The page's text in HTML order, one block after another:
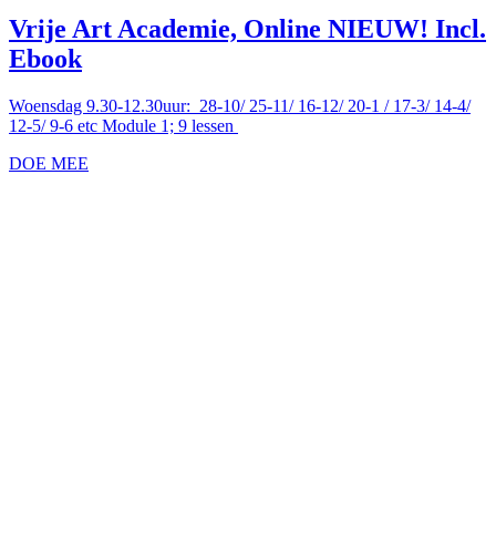
Vrije Art Academie, Online NIEUW! Incl.
Ebook
Woensdag 9.30-12.30uur: 28-10/ 25-11/ 16-12/ 20-1 / 17-3/ 14-4/
12-5/ 9-6 etc Module 1; 9 lessen
DOE MEE